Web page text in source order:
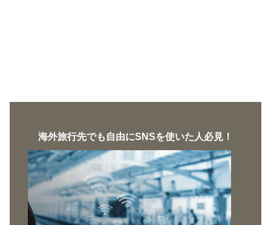
海外旅行先でも自由にSNSを使いた人必見！